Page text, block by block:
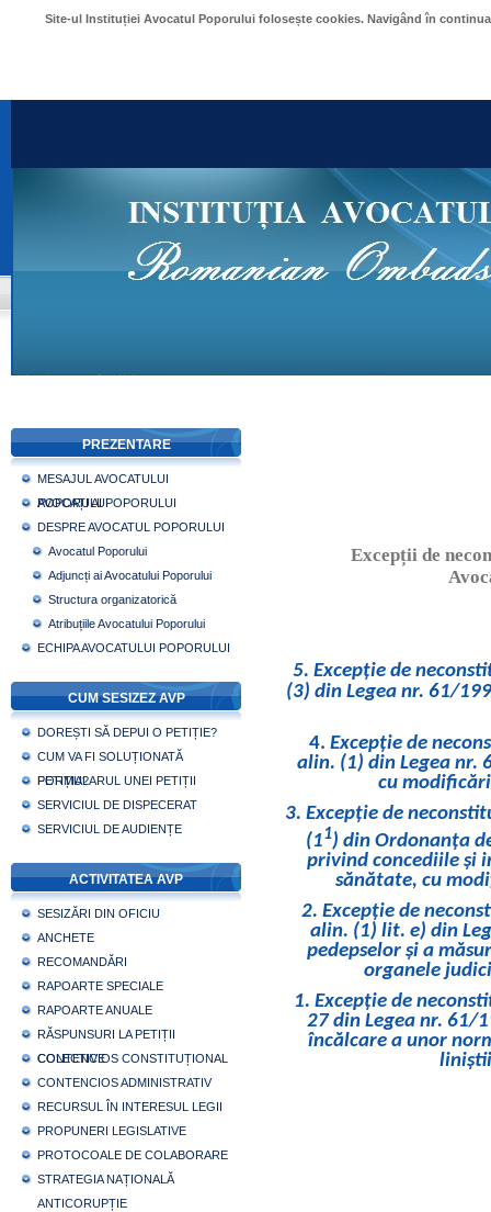
Site-ul Instituției Avocatul Poporului folosește cookies. Navigând în
PREZENTARE
MESAJUL AVOCATULUI
POPORULUI
AVOCAȚI AI POPORULUI
DESPRE AVOCATUL POPORULUI
Avocatul Poporului
Adjuncți ai Avocatului Poporului
Structura organizatorică
Atribuțiile Avocatului Poporului
ECHIPA AVOCATULUI POPORULUI
CUM SESIZEZ AVP
DOREȘTI SĂ DEPUI O PETIȚIE?
CUM VA FI SOLUȚIONATĂ
PETIȚIA?
FORMULARUL UNEI PETIȚII
SERVICIUL DE DISPECERAT
SERVICIUL DE AUDIENȚE
ACTIVITATEA AVP
SESIZĂRI DIN OFICIU
ANCHETE
RECOMANDĂRI
RAPOARTE SPECIALE
RAPOARTE ANUALE
RĂSPUNSURI LA PETIȚII
COLECTIVE
CONTENCIOS CONSTITUȚIONAL
CONTENCIOS ADMINISTRATIV
RECURSUL ÎN INTERESUL LEGII
PROPUNERI LEGISLATIVE
PROTOCOALE DE COLABORARE
STRATEGIA NAȚIONALĂ
ANTICORUPȚIE
Excepții de
5. Excepție de
(3) din Legea nr. 61/
4. Excepție de
alin. (1) din Legea nr.
cu
3. Excepție de
(11) din Ordonanța
privind concediile și
sănătate, cu
2. Excepție de
alin. (1) lit. e) din
pedepselor și a
organele
1. Excepție de
27 din Legea nr. 61/
încălcare a unor